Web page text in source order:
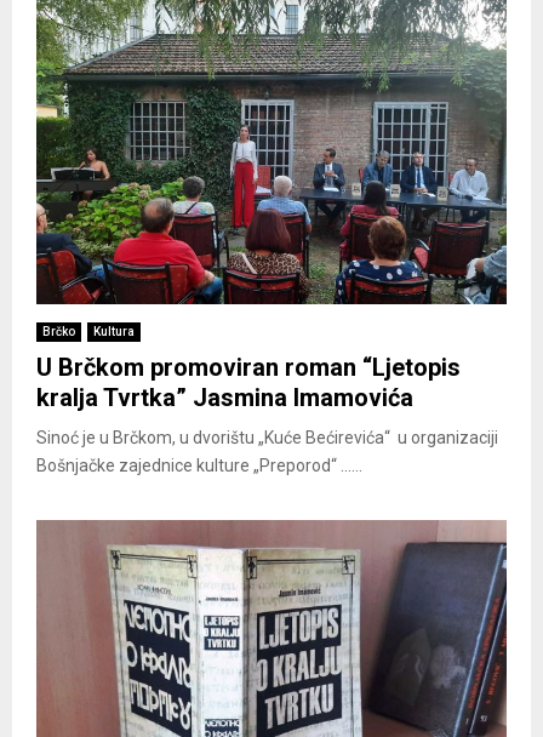
Brčko Kultura
U Brčkom promoviran roman “Ljetopis
kralja Tvrtka” Jasmina Imamovića
Sinoć je u Brčkom, u dvorištu „Kuće Bećirevića“ u organizaciji
Bošnjačke zajednice kulture „Preporod“ ......